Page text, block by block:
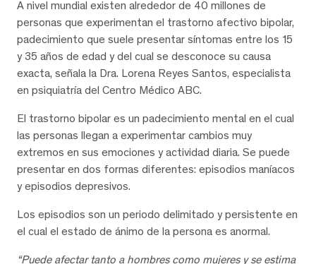
A nivel mundial existen alrededor de 40 millones de
personas que experimentan el trastorno afectivo bipolar,
padecimiento que suele presentar síntomas entre los 15
y 35 años de edad y del cual se desconoce su causa
exacta, señala la Dra. Lorena Reyes Santos, especialista
en psiquiatría del Centro Médico ABC.
El trastorno bipolar es un padecimiento mental en el cual
las personas llegan a experimentar cambios muy
extremos en sus emociones y actividad diaria. Se puede
presentar en dos formas diferentes: episodios maníacos
y episodios depresivos.
Los episodios son un periodo delimitado y persistente en
el cual el estado de ánimo de la persona es anormal.
“Puede afectar tanto a hombres como mujeres y se estima